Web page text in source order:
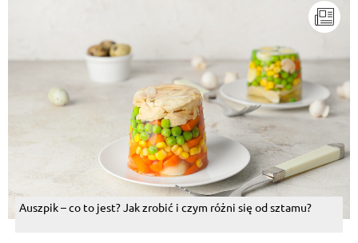
Auszpik – co to jest? Jak zrobić i czym różni się od sztamu?